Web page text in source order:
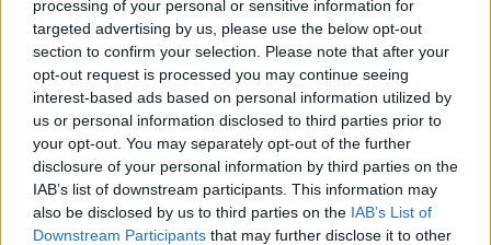
processing of your personal or sensitive information for
targeted advertising by us, please use the below opt-out
section to confirm your selection. Please note that after your
opt-out request is processed you may continue seeing
interest-based ads based on personal information utilized by
us or personal information disclosed to third parties prior to
your opt-out. You may separately opt-out of the further
disclosure of your personal information by third parties on the
IAB’s list of downstream participants. This information may
also be disclosed by us to third parties on the IAB’s List of
Downstream Participants that may further disclose it to other